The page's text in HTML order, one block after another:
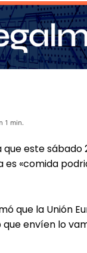
1 min.
que este
«comida
que la Unión
que envíen lo